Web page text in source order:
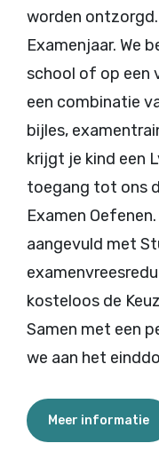
worden
Examenjaar. We
school of op een
een combinatie
bijles,
krijgt je kind een
toegang tot ons
Examen
aangevuld met
kosteloos de
Samen met een
we aan het
Meer informatie